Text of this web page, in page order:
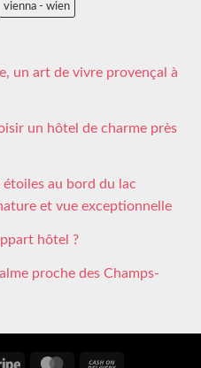
vienna - wien
un art de vivre provençal à
un hôtel de charme près
au bord du lac
et vue exceptionnelle
hôtel ?
proche des Champs-
Stripe MasterCard